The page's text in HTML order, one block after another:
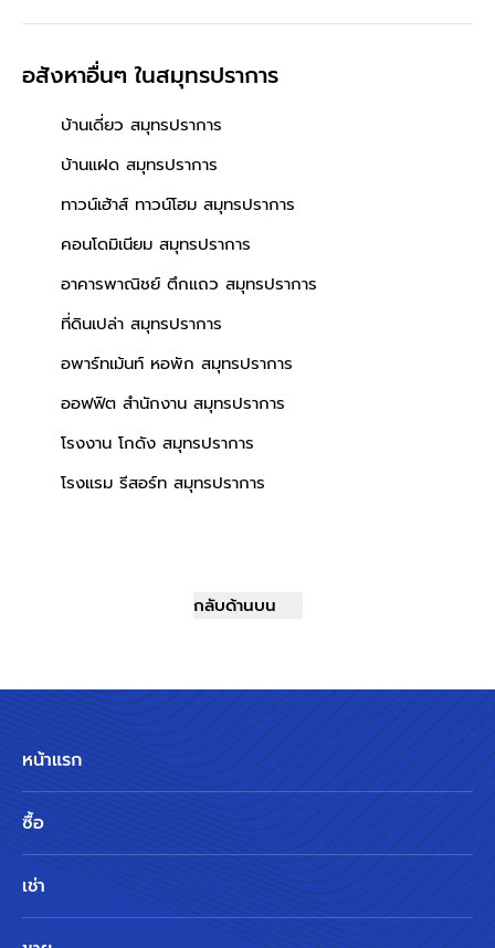
อสังหาอื่นๆในสมุทรปราการ
บ้านเดี่ยว สมุทรปราการ
บ้านแฝด สมุทรปราการ
ทาวน์เฮ้าส์ ทาวน์โฮม สมุทรปราการ
คอนโดมิเนียม สมุทรปราการ
อาคารพาณิชย์ ตึกแถว สมุทรปราการ
ที่ดินเปล่า สมุทรปราการ
อพาร์ทเม้นท์ หอพัก สมุทรปราการ
ออฟฟิต สำนักงาน สมุทรปราการ
โรงงาน โกดัง สมุทรปราการ
โรงแรม รีสอร์ท สมุทรปราการ
กลับด้านบน
หน้าแรก
ซื้อ
เช่า